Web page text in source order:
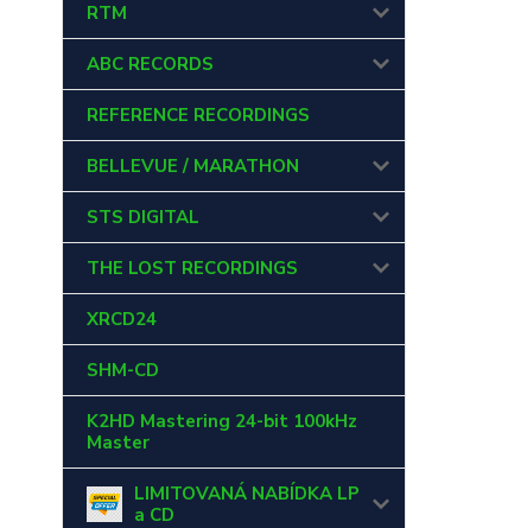
RTM
ABC RECORDS
REFERENCE RECORDINGS
BELLEVUE / MARATHON
STS DIGITAL
THE LOST RECORDINGS
XRCD24
SHM-CD
K2HD Mastering 24-bit 100kHz
Master
LIMITOVANÁ NABÍDKA LP
a CD